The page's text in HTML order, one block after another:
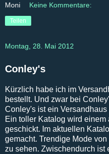
Moni Keine Kommentare:
Teilen
Montag, 28. Mai 2012
Conley's
Kürzlich habe ich im
bestellt. Und zwar bei
Conley's ist ein Versandhaus
Ein toller Katalog wird
geschickt. Im aktuellen
gemacht. Trendige Mode
zu sehen. Zwischendurch ist